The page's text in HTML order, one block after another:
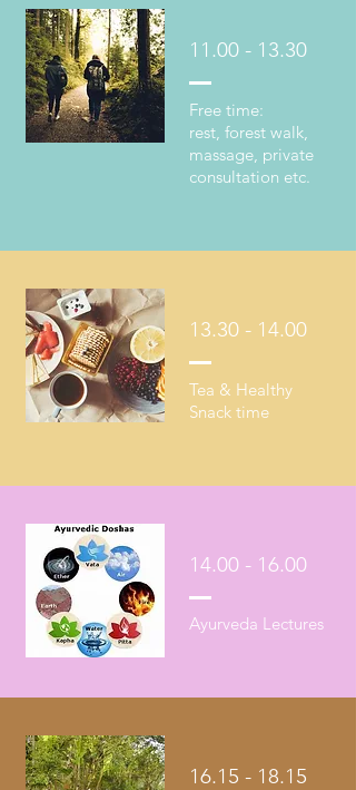
11.00 - 13.30
Free time:
rest, forest walk,
massage, private
consultation etc.
13.30 - 14.00
Tea & Healthy
Snack time
14.00 - 16.00
Ayurveda Lectures
16.15 - 18.15